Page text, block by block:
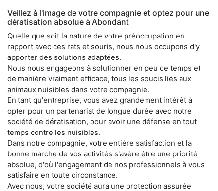
Veillez à l'image de votre compagnie et optez pour une
dératisation absolue à Abondant
Quelle que soit la nature de votre préoccupation en
rapport avec ces rats et souris, nous nous occupons d'y
apporter des solutions adaptées.
Nous nous engageons à solutionner en peu de temps et
de manière vraiment efficace, tous les soucis liés aux
animaux nuisibles dans votre compagnie.
En tant qu'entreprise, vous avez grandement intérêt à
opter pour un partenariat de longue durée avec notre
société de dératisation, pour avoir une défense en tout
temps contre les nuisibles.
Dans notre compagnie, votre entière satisfaction et la
bonne marche de vos activités s'avère être une priorité
absolue, d'où l'engagement de nos professionnels à vous
satisfaire en toute circonstance.
Avec nous, votre société aura une protection assurée